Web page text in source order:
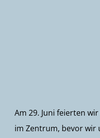
Am 29. Juni feierten
im Zentrum, bevor wir